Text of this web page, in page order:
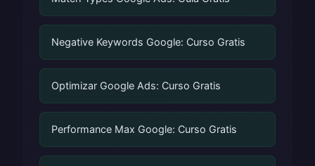
Negative Keywords Google: Curso Gratis
Optimizar Google Ads: Curso Gratis
Performance Max Google: Curso Gratis